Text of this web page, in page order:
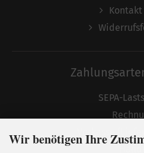
Kontakt
SEPA-
Wir benötigen Ihre